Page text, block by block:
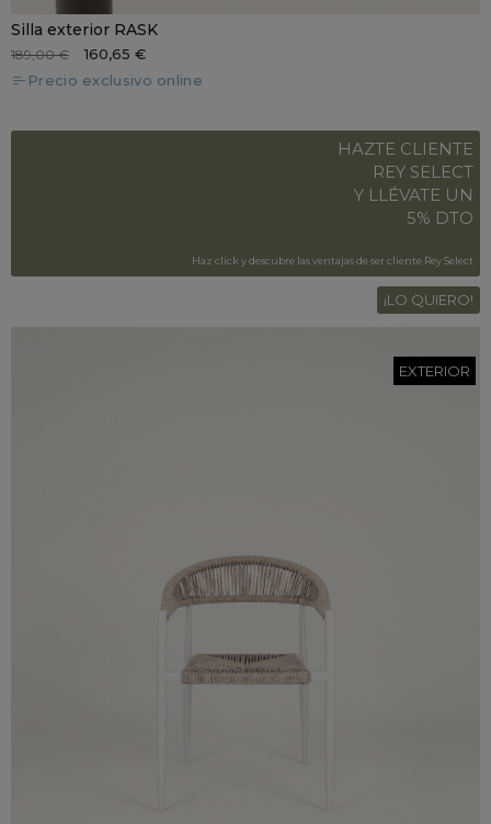
Silla exterior RASK
189,00 €
160,65 €
Precio exclusivo online
HAZTE CLIENTE
REY SELECT
Y LLÉVATE UN
5% DTO
Haz click y descubre las ventajas de ser cliente Rey Select
¡LO QUIERO!
EXTERIOR